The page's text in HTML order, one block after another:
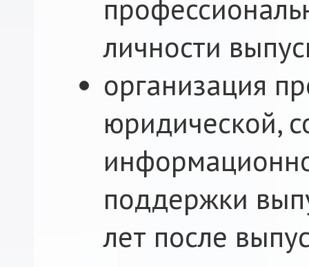
личности
организация
юридической,
поддержки
лет после